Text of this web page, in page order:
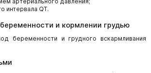
интервала QT.
и кормлении грудью
беременности и грудного вскармливания